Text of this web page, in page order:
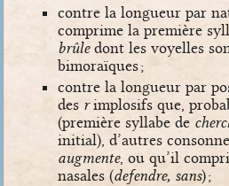
contre la longueur par
comprime la première
brûledont les voyelles
bimoraïques ;
contre la longueur par
des rimplosifs que,
(première syllabe de
initial), d’autres
augmente, ou qu’il
nasales (defendre, sans) ;